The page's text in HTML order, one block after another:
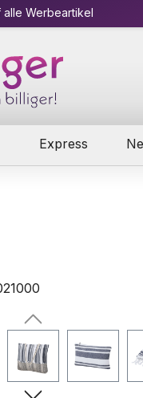
alle Werbeartikel
Express